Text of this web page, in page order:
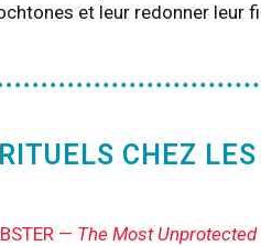
et leur redonner leur
CHEZ
— The Most Unprotected